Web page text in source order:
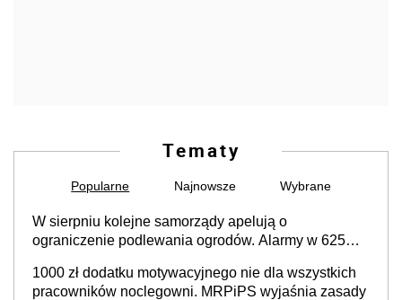
Tematy
Popularne Najnowsze Wybrane
W sierpniu kolejne samorządy apelują o
ograniczenie podlewania ogrodów. Alarmy w 625
cały kraj
1000 zł dodatku motywacyjnego nie dla wszystkich
pracowników noclegowni. MRPiPS wyjaśnia zasady